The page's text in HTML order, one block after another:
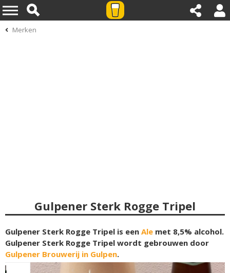
Merken
Gulpener Sterk Rogge Tripel
Gulpener Sterk Rogge Tripel is een Ale met 8,5% alcohol.
Gulpener Sterk Rogge Tripel wordt gebrouwen door
Gulpener Brouwerij in Gulpen.